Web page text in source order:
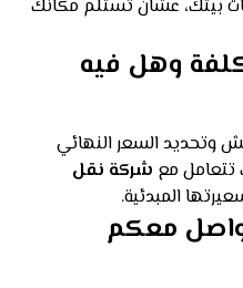
بيتك، عشان تستلم مكانك
وهل فيه
وتحديد السعر النهائي
تتعامل مع شركة نقل
المبدئية.
معكم